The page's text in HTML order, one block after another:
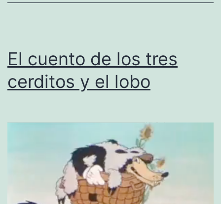
El cuento de los tres
cerditos y el lobo